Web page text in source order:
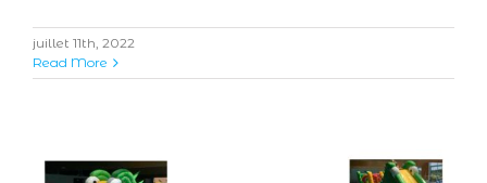
juillet 11th, 2022
Read More